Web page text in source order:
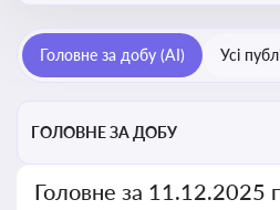
Головне за добу (AI) Усі
ГОЛОВНЕ ЗА ДОБУ
Головне за 11.12.2025